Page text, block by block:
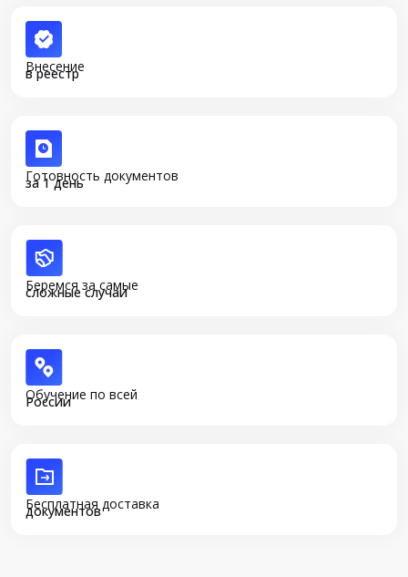
Внесение
в реестр
Готовность документов
за 1 день
Беремся за самые
сложные случаи
Обучение по всей
России
Бесплатная доставка
документов